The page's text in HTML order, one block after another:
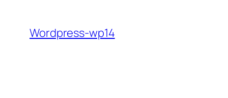
contenu
Wordpress-wp14